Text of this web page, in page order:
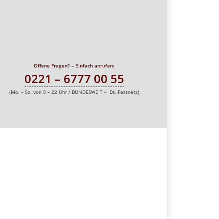
Offene Fragen? – Einfach anrufen:
0221 – 6777 00 55
(Mo. – So. von 9 – 22 Uhr / BUNDESWEIT – Dt. Festnetz)